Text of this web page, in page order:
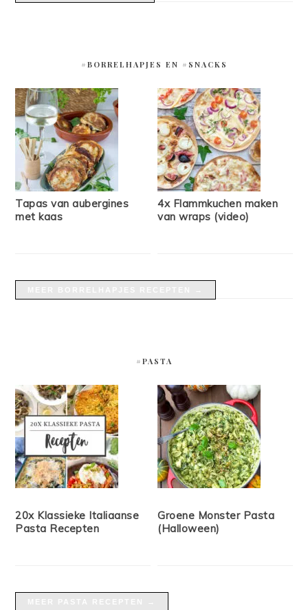
#BORRELHAPJES EN #SNACKS
Tapas van aubergines
met kaas
4x Flammkuchen maken
van wraps (video)
#PASTA
20x Klassieke Italiaanse
Pasta Recepten
Groene Monster Pasta
(Halloween)